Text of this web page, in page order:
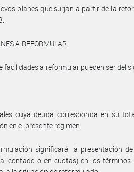
planes que surjan a partir de la
A REFORMULAR.
facilidades a reformular pueden ser del
cuya deuda corresponda en su
en el presente régimen.
significará la presentación
contado o en cuotas) en los